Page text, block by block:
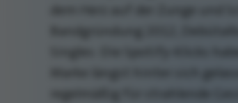
dem Herz auf der Zunge und
Bandgründung 2012,
Marke längst hinter sich
regelmäßig für strahlende